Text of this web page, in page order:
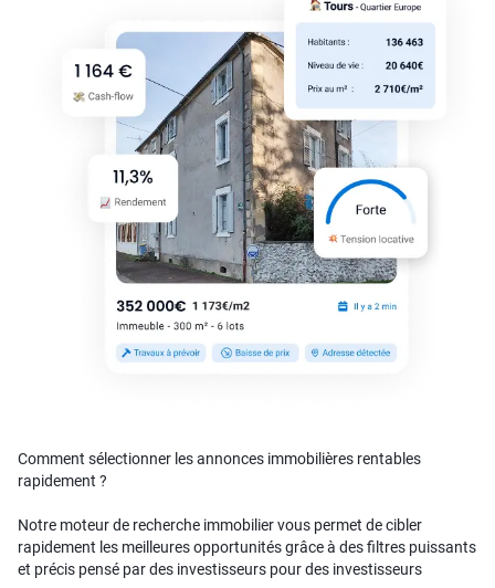
Comment sélectionner les annonces immobilières rentables
rapidement ?
Notre moteur de recherche immobilier vous permet de cibler
rapidement les meilleures opportunités grâce à des filtres puissants
et précis pensé par des investisseurs pour des investisseurs